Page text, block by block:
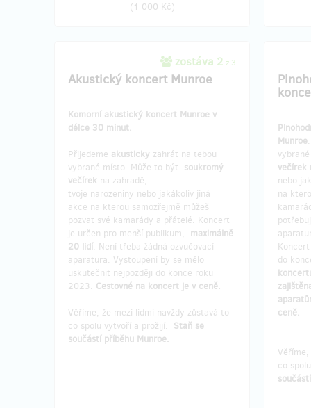
(1 000 Kč)
zostáva 2 z 3
Akustický koncert Munroe
Komorní akustický koncert Munroe v
délce 30 minut.
Přijedeme akusticky zahrát na tebou
vybrané místo. Může to být soukromý
večírek na zahradě,
tvoje narozeniny nebo jakákoliv jiná
akce na kterou samozřejmě můžeš
pozvat své kamarády a přátelé. Koncert
je určen pro menší publikum, maximálně
20 lidí. Není třeba žádná ozvučovací
aparatura. Vystoupení by se mělo
uskutečnit nejpozději do konce roku
2023. Cestovné na koncert je v ceně.
Věříme, že mezi lidmi navždy zůstavá to
co spolu vytvoří a prožijí. Staň se
součástí příběhu Munroe.
Munroe
večírek
nebo
na
do
ceně.
co